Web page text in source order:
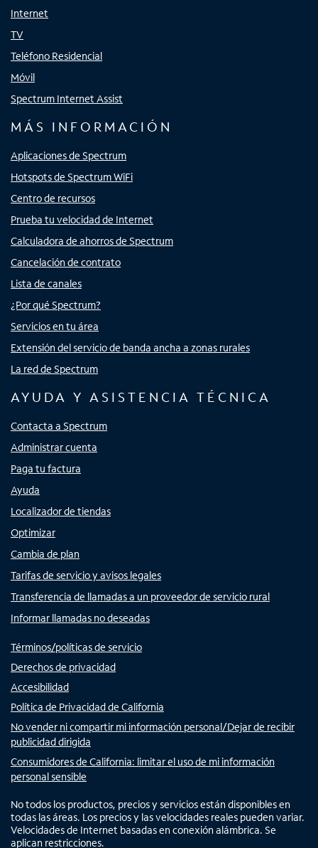
Internet
TV
Teléfono Residencial
Móvil
Spectrum Internet Assist
MÁS INFORMACIÓN
Aplicaciones de Spectrum
Hotspots de Spectrum WiFi
Centro de recursos
Prueba tu velocidad de Internet
Calculadora de ahorros de Spectrum
Cancelación de contrato
Lista de canales
¿Por qué Spectrum?
Servicios en tu área
Extensión del servicio de banda ancha a zonas rurales
La red de Spectrum
AYUDA Y ASISTENCIA TÉCNICA
Contacta a Spectrum
Administrar cuenta
Paga tu factura
Ayuda
Localizador de tiendas
Optimizar
Cambia de plan
Tarifas de servicio y avisos legales
Transferencia de llamadas a un proveedor de servicio rural
Informar llamadas no deseadas
Términos/políticas de servicio
Derechos de privacidad
Accesibilidad
Política de Privacidad de California
No vender ni compartir mi información personal/Dejar de recibir
publicidad dirigida
Consumidores de California: limitar el uso de mi información
personal sensible
No todos los productos, precios y servicios están disponibles en
todas las áreas. Los precios y las velocidades reales pueden variar.
Velocidades de Internet basadas en conexión alámbrica. Se
aplican restricciones.